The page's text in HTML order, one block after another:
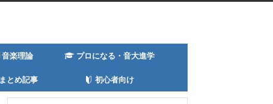
音楽理論 プロになる・音大進学
まとめ記事 初心者向け